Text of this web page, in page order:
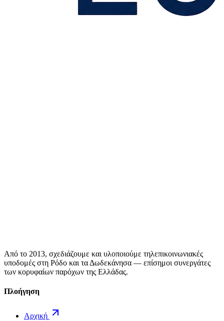
Από το 2013, σχεδιάζουμε και υλοποιούμε τηλεπικοινωνιακές
υποδομές στη Ρόδο και τα Δωδεκάνησα — επίσημοι συνεργάτες
των κορυφαίων παρόχων της Ελλάδας.
Πλοήγηση
Αρχική